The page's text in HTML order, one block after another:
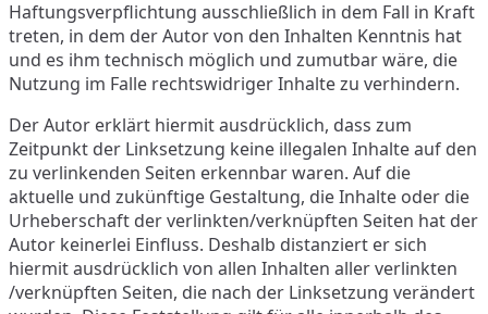
Haftungsverpflichtung ausschließlich in dem Fall in Kraft
treten, in dem der Autor von den Inhalten Kenntnis hat
und es ihm technisch möglich und zumutbar wäre, die
Nutzung im Falle rechtswidriger Inhalte zu verhindern.
Der Autor erklärt hiermit ausdrücklich, dass zum
Zeitpunkt der Linksetzung keine illegalen Inhalte auf den
zu verlinkenden Seiten erkennbar waren. Auf die
aktuelle und zukünftige Gestaltung, die Inhalte oder die
Urheberschaft der verlinkten/verknüpften Seiten hat der
Autor keinerlei Einfluss. Deshalb distanziert er sich
hiermit ausdrücklich von allen Inhalten aller verlinkten
/verknüpften Seiten, die nach der Linksetzung verändert